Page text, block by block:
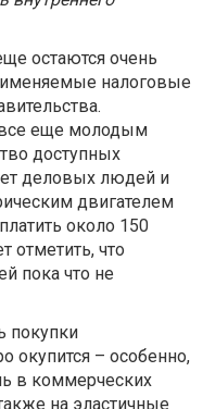
остаются очень
налоговые
все еще молодым
доступных
деловых людей и
двигателем
около 150
отметить, что
пока что не
покупки
окупится – особенно,
в коммерческих
на эластичные